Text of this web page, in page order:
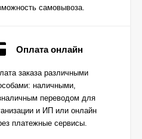
самовывоза.
Оплата онлайн
заказа различными
наличными,
переводом для
и ИП или онлайн
платежные сервисы.
Вкладыш коренной
(0,25) (1шт - 1
половинка) для
двигателей
K15,K21,K25
запросу